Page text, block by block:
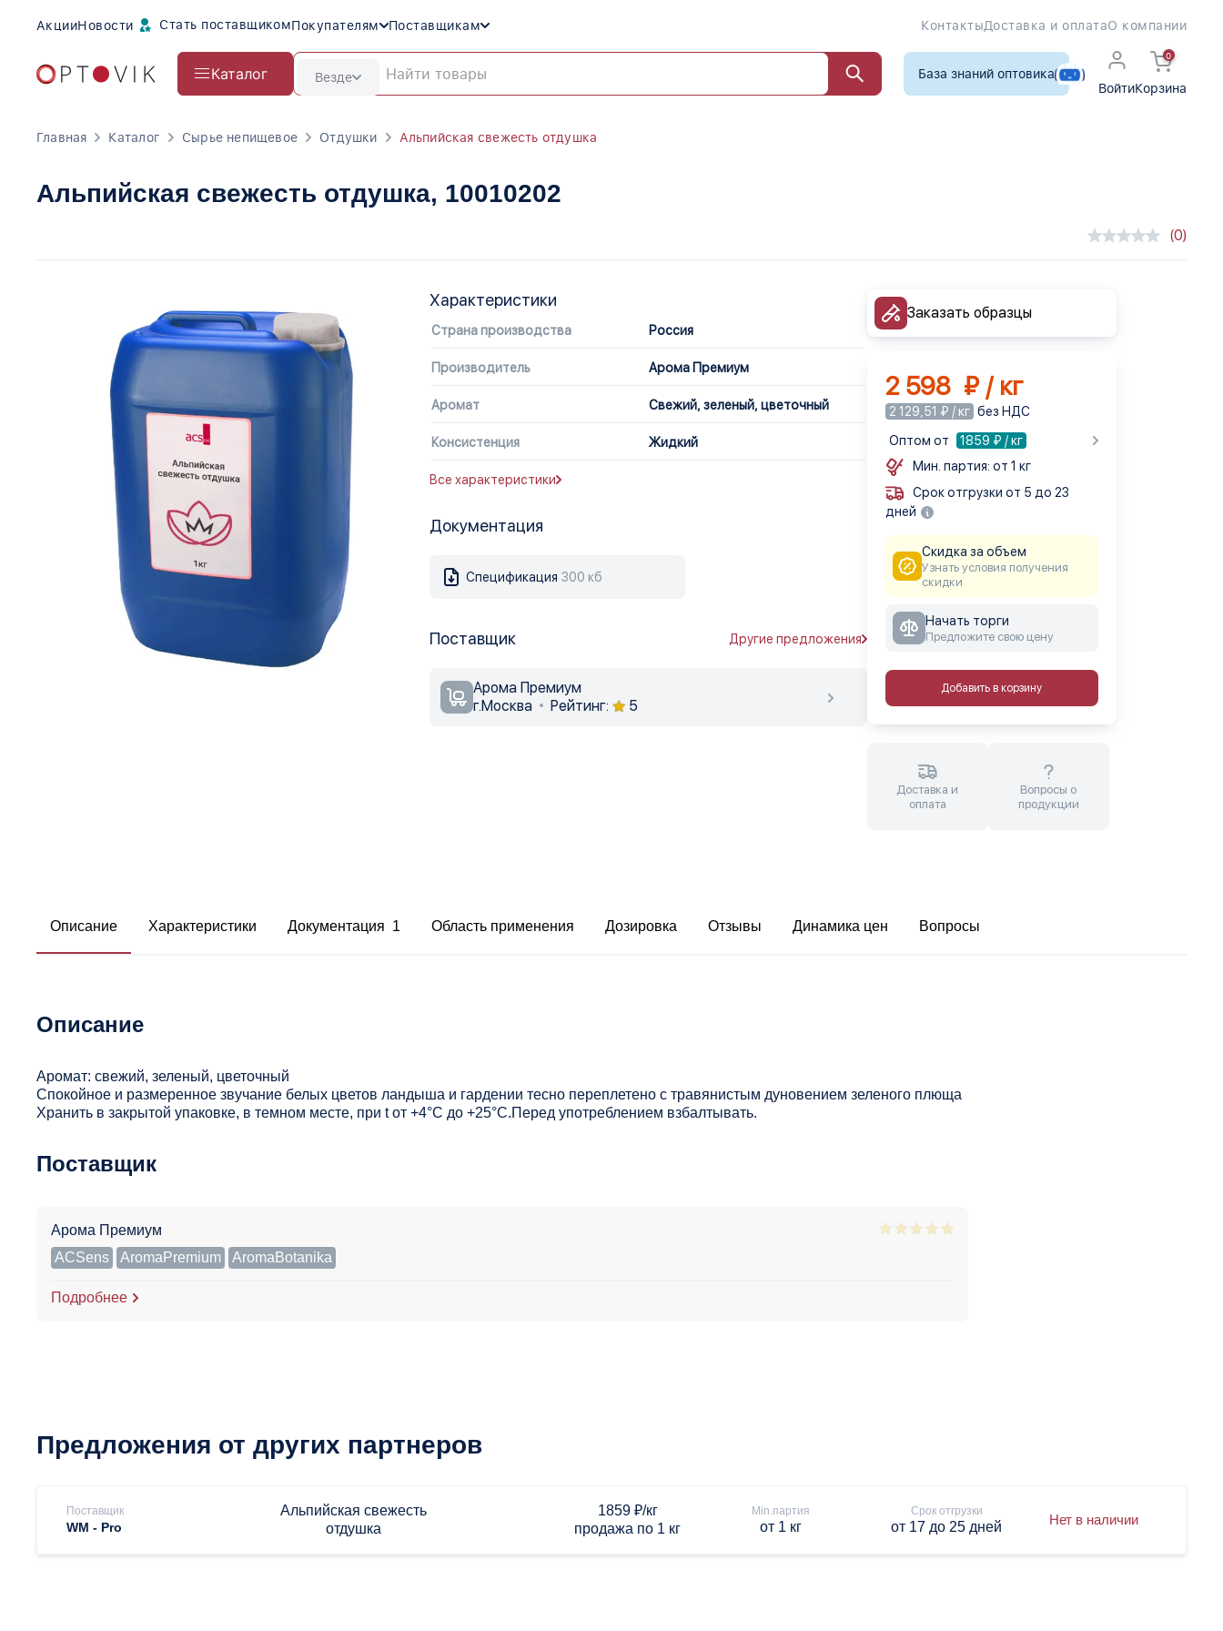
АкцииНовости Стать поставщикомПокупателям Поставщикам КонтактыДоставка и оплатаО компании
Каталог Везде
База знаний оптовика
Войти
0
Корзина
Главная Каталог Сырье непищевое Отдушки Альпийская свежесть отдушка
Альпийская свежесть отдушка, 10010202
(0)
Характеристики
Страна производства Россия
Производитель Арома Премиум
Аромат Свежий, зеленый, цветочный
Консистенция Жидкий
Все характеристики
Документация
Спецификация 300 кб
Поставщик Другие предложения
Арома Премиум
г.Москва
Рейтинг: 5
Заказать образцы
2 598 ₽ / кг
2 129,51 ₽ / кг без НДС
Оптом от
1859 ₽ / кг
Мин. партия: от 1 кг
Срок отгрузки от 5 до 23
дней
Скидка за объем
Узнать условия получения
скидки
Начать торги
Предложите свою цену
Добавить в корзину
Доставка и
оплата
Вопросы о
продукции
Описание Характеристики Документация 1 Область применения Дозировка Отзывы Динамика цен Вопросы
Описание
Аромат: свежий, зеленый, цветочный
Спокойное и размеренное звучание белых цветов ландыша и гардении тесно переплетено с травянистым дуновением зеленого плюща
Хранить в закрытой упаковке, в темном месте, при t от +4°С до +25°С.Перед употреблением взбалтывать.
Поставщик
Арома Премиум
ACSens
AromaPremium AromaBotanika
Подробнее
Предложения от других партнеров
Поставщик
WM - Pro
Альпийская свежесть
отдушка
1859 ₽/кг
продажа по 1 кг
Min.партия
от 1 кг
Срок отгрузки
от 17 до 25 дней Нет в наличии